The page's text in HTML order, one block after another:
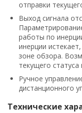
отправки
Выход сигнала
работы по
инерции
зоне обзора.
текущего
Ручное
дистанционного
Технические